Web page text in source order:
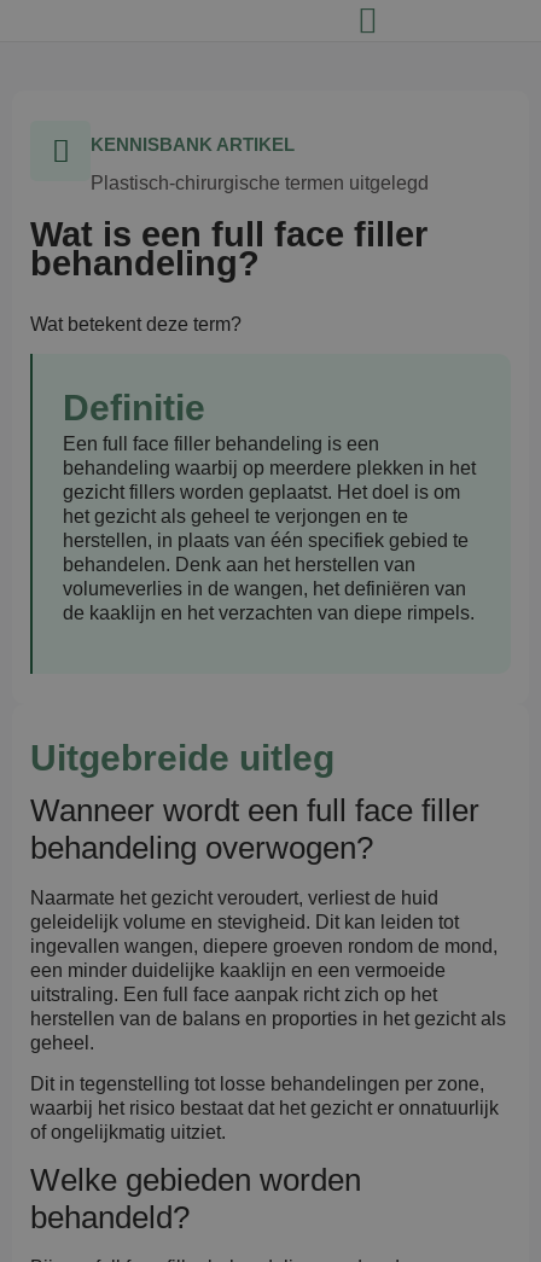
KENNISBANK ARTIKEL
Plastisch-chirurgische termen uitgelegd
Wat is een full face filler
behandeling?
Wat betekent deze term?
Definitie
Een full face filler behandeling is een
behandeling waarbij op meerdere plekken in het
gezicht fillers worden geplaatst. Het doel is om
het gezicht als geheel te verjongen en te
herstellen, in plaats van één specifiek gebied te
behandelen. Denk aan het herstellen van
volumeverlies in de wangen, het definiëren van
de kaaklijn en het verzachten van diepe rimpels.
Uitgebreide uitleg
Wanneer wordt een full face filler
behandeling overwogen?
Naarmate het gezicht veroudert, verliest de huid
geleidelijk volume en stevigheid. Dit kan leiden tot
ingevallen wangen, diepere groeven rondom de mond,
een minder duidelijke kaaklijn en een vermoeide
uitstraling. Een full face aanpak richt zich op het
herstellen van de balans en proporties in het gezicht als
geheel.
Dit in tegenstelling tot losse behandelingen per zone,
waarbij het risico bestaat dat het gezicht er onnatuurlijk
of ongelijkmatig uitziet.
Welke gebieden worden
behandeld?